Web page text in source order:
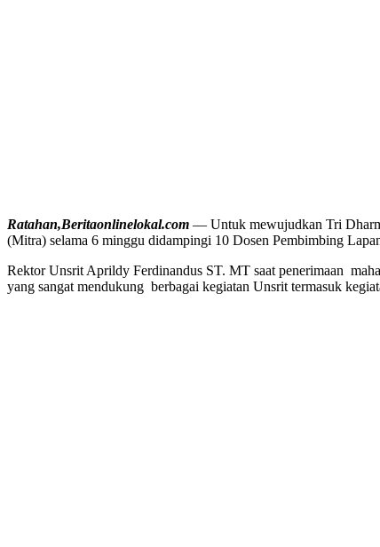
Ratahan,Beritaonlinelokal.com — Untuk mewujudkan Tri
(Mitra) selama 6 minggu didampingi 10 Dosen Pembimbing
Rektor Unsrit Aprildy Ferdinandus ST. MT saat penerimaan
yang sangat mendukung berbagai kegiatan Unsrit termasuk